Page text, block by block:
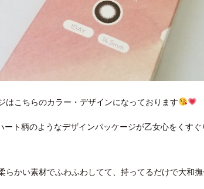
はこちらのカラー・デザインになっております
ト柄のようなデザインパッケージが乙女心をくす
らかい素材でふわふわしてて、持ってるだけで大和